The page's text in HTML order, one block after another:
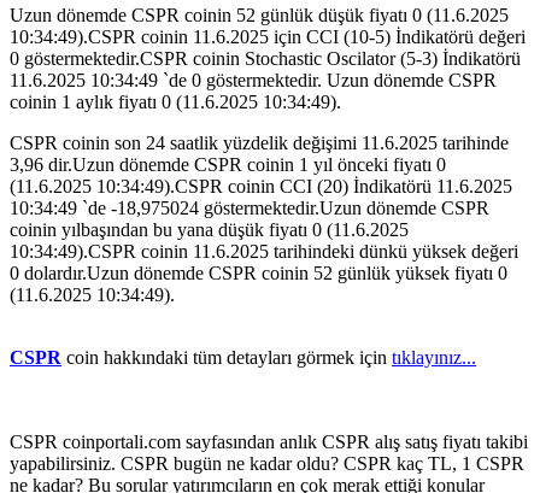
Uzun dönemde CSPR coinin 52 günlük düşük fiyatı 0 (11.6.2025
10:34:49).CSPR coinin 11.6.2025 için CCI (10-5) İndikatörü değeri
0 göstermektedir.CSPR coinin Stochastic Oscilator (5-3) İndikatörü
11.6.2025 10:34:49 `de 0 göstermektedir. Uzun dönemde CSPR
coinin 1 aylık fiyatı 0 (11.6.2025 10:34:49).
CSPR coinin son 24 saatlik yüzdelik değişimi 11.6.2025 tarihinde
3,96 dir.Uzun dönemde CSPR coinin 1 yıl önceki fiyatı 0
(11.6.2025 10:34:49).CSPR coinin CCI (20) İndikatörü 11.6.2025
10:34:49 `de -18,975024 göstermektedir.Uzun dönemde CSPR
coinin yılbaşından bu yana düşük fiyatı 0 (11.6.2025
10:34:49).CSPR coinin 11.6.2025 tarihindeki dünkü yüksek değeri
0 dolardır.Uzun dönemde CSPR coinin 52 günlük yüksek fiyatı 0
(11.6.2025 10:34:49).
CSPR coin hakkındaki tüm detayları görmek için tıklayınız...
CSPR coinportali.com sayfasından anlık CSPR alış satış fiyatı takibi
yapabilirsiniz. CSPR bugün ne kadar oldu? CSPR kaç TL, 1 CSPR
ne kadar? Bu sorular yatırımcıların en çok merak ettiği konular